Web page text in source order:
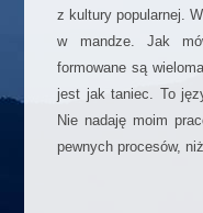
z kultury popularnej.
w mandze. Jak
formowane są
jest jak taniec. To
Nie nadaję moim
pewnych procesów,